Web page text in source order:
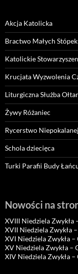
Akcja Katolicka
Bractwo Małych
Katolickie
Krucjata Wyzwolenia
Liturgiczna Służba
Żywy Różaniec
Rycerstwo Niepokalanej
Schola dziecięca
Turki Parafii Budy
Nowości na
XVIII Niedziela Zwykła
XVII Niedziela Zwykła
XVI Niedziela Zwykła
XV Niedziela Zwykła –
XIV Niedziela Zwykła